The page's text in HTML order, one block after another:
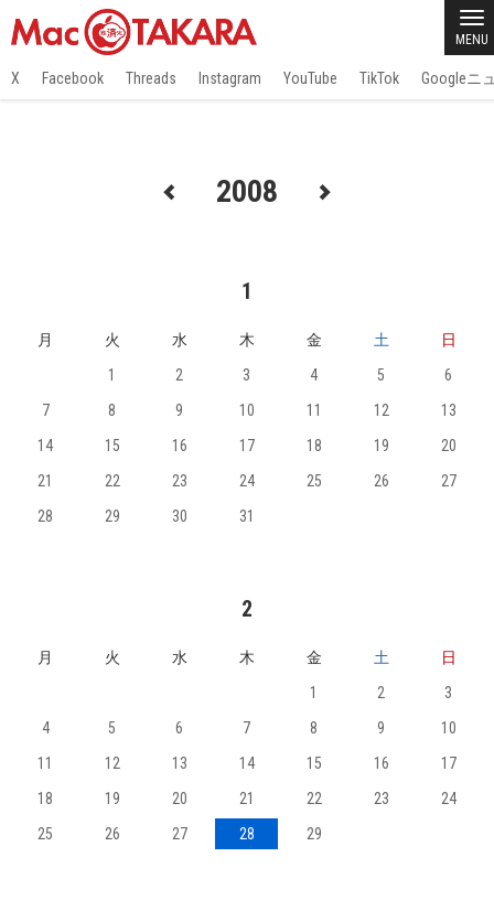
MENU
X Facebook Threads Instagram YouTube TikTok Googleニ
2008
1
月 火 水 木 金 土
日
1
2 3 4 5
6
7
8 9 10 11 12
13
14
15 16 17 18 19
20
21
22 23 24 25 26
27
28
29 30 31
2
月 火 水 木 金 土
日
1
2
3
4
5 6 7 8 9
10
11
12 13 14 15 16
17
18
19 20 21 22 23
24
25
26 27 28 29